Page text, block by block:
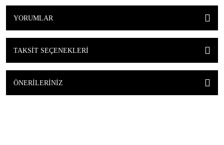
YORUMLAR
TAKSIT SEÇENEKLERI
ÖNERILERINIZ